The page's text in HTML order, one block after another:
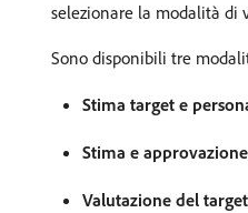
selezionare la modalità di
Sono disponibili tre
Stima target e
Stima e
Valutazione del target